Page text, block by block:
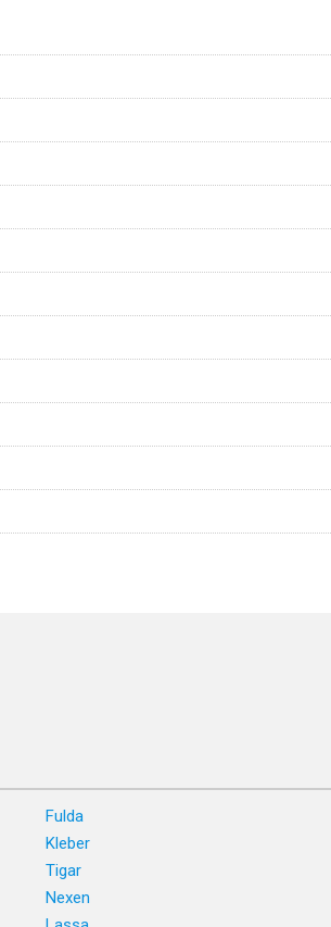
Fulda
Kleber
Tigar
Nexen